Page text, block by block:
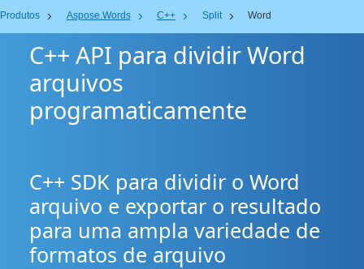
Produtos Aspose.Words C++ Split Word
C++ API para dividir Word
arquivos
programaticamente
C++ SDK para dividir o Word
arquivo e exportar o resultado
para uma ampla variedade de
formatos de arquivo